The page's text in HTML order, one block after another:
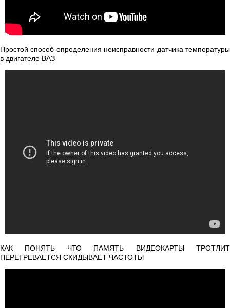
Простой способ определения неисправности датчика температуры
в двигателе ВАЗ
КАК ПОНЯТЬ ЧТО ПАМЯТЬ ВИДЕОКАРТЫ ТРОТЛИТ
ПЕРЕГРЕВАЕТСЯ СКИДЫВАЕТ ЧАСТОТЫ